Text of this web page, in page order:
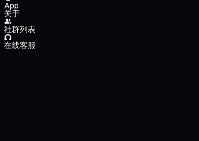
App
关于
社群列表
在线客服